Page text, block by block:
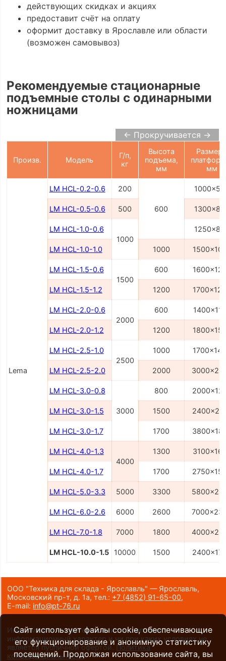
действующих скидках и акциях
предоставит счёт на оплату
оформит доставку в Ярославле или области
(возможен самовывоз)
Рекомендуемые стационарные
подъемные столы с одинарными
ножницами
← Прокручивается →
Произв. Модель
Г/п,
кг
Высота
подъема,
мм
мм
Lema
LM HCL-0.2-0.6 200
600
LM HCL-0.5-0.6 500
LM HCL-1.0-0.6
1000
LM HCL-1.0-1.0 1000
LM HCL-1.5-0.6
1500
600
LM HCL-1.5-1.2 1200
LM HCL-2.0-0.6
2000
600
LM HCL-2.0-1.2 1200
LM HCL-2.5-1.0
2500
1000
LM HCL-2.5-2.0 2000
LM HCL-3.0-0.8
3000
800
LM HCL-3.0-1.5 1500
LM HCL-3.0-1.7 1700
LM HCL-4.0-1.3
4000
1300
LM HCL-4.0-1.7 1700
LM HCL-5.0-3.3 5000 3300
LM HCL-6.0-2.6 6000 2600
LM HCL-7.0-1.8 7000 1800
LM HCL-10.0-1.5 10000 1500
ООО "Техника для склада - Ярославль" — Ярославль,
Московский пр-т, д. 1а,тел.: +7 (4852) 91-65-00,
E-mail: info@pt-76.ru
Информация на сайте носит исключительно
информационный характер и ни при каких условиях не
является публичной офертой. Политика
конфиденциальности.
Сайт использует файлы cookie, обеспечивающие
его функционирование и анонимную статистику
посещений. Продолжая использование сайта, вы